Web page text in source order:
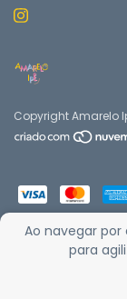
Ao navegar por
para
Copyright Amarelo